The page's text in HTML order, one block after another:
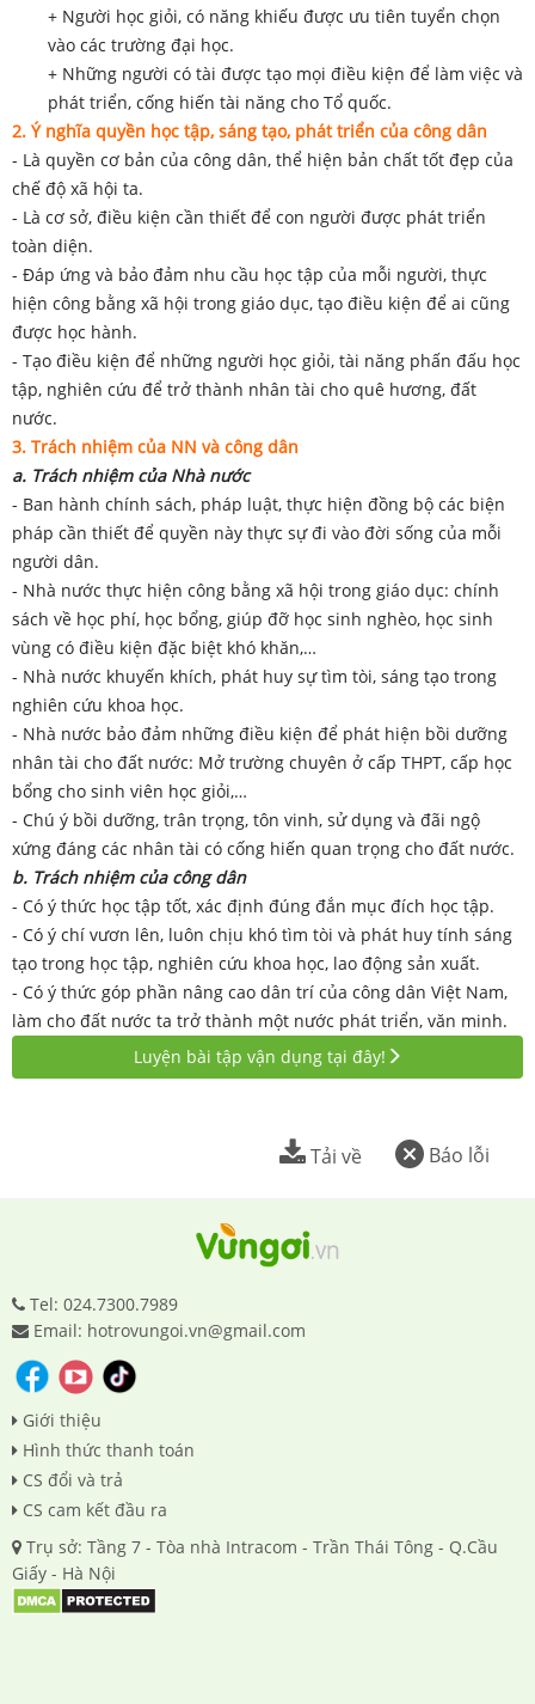
+ Người học giỏi, có năng khiếu được ưu tiên tuyển chọn
vào các trường đại học.
+ Những người có tài được tạo mọi điều kiện để làm việc và
phát triển, cống hiến tài năng cho Tổ quốc.
2. Ý nghĩa quyền học tập, sáng tạo, phát triển của công dân
- Là quyền cơ bản của công dân, thể hiện bản chất tốt đẹp của
chế độ xã hội ta.
- Là cơ sở, điều kiện cần thiết để con người được phát triển
toàn diện.
- Đáp ứng và bảo đảm nhu cầu học tập của mỗi người, thực
hiện công bằng xã hội trong giáo dục, tạo điều kiện để ai cũng
được học hành.
- Tạo điều kiện để những người học giỏi, tài năng phấn đấu học
tập, nghiên cứu để trở thành nhân tài cho quê hương, đất
nước.
3. Trách nhiệm của NN và công dân
a. Trách nhiệm của Nhà nước
- Ban hành chính sách, pháp luật, thực hiện đồng bộ các biện
pháp cần thiết để quyền này thực sự đi vào đời sống của mỗi
người dân.
- Nhà nước thực hiện công bằng xã hội trong giáo dục: chính
sách về học phí, học bổng, giúp đỡ học sinh nghèo, học sinh
vùng có điều kiện đặc biệt khó khăn,…
- Nhà nước khuyến khích, phát huy sự tìm tòi, sáng tạo trong
nghiên cứu khoa học.
- Nhà nước bảo đảm những điều kiện để phát hiện bồi dưỡng
nhân tài cho đất nước: Mở trường chuyên ở cấp THPT, cấp học
bổng cho sinh viên học giỏi,…
- Chú ý bồi dưỡng, trân trọng, tôn vinh, sử dụng và đãi ngộ
xứng đáng các nhân tài có cống hiến quan trọng cho đất nước.
b. Trách nhiệm của công dân
- Có ý thức học tập tốt, xác định đúng đắn mục đích học tập.
- Có ý chí vươn lên, luôn chịu khó tìm tòi và phát huy tính sáng
tạo trong học tập, nghiên cứu khoa học, lao động sản xuất.
- Có ý thức góp phần nâng cao dân trí của công dân Việt Nam,
làm cho đất nước ta trở thành một nước phát triển, văn minh.
Luyện bài tập vận dụng tại đây!
Báo lỗi
Tải về
Tel: 024.7300.7989
Email: hotrovungoi.vn@gmail.com
Giới thiệu
Hình thức thanh toán
CS đổi và trả
CS cam kết đầu ra
Trụ sở: Tầng 7 - Tòa nhà Intracom - Trần Thái Tông - Q.Cầu
Giấy - Hà Nội